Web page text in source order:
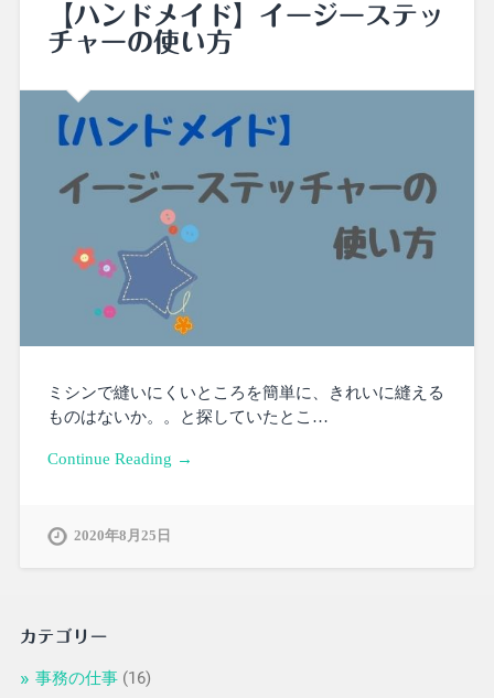
【ハンドメイド】イージーステッ
チャーの使い方
ミシンで縫いにくいところを簡単に、きれいに縫える
ものはないか。。と探していたとこ…
Continue Reading →
2020年8月25日
カテゴリー
事務の仕事(16)